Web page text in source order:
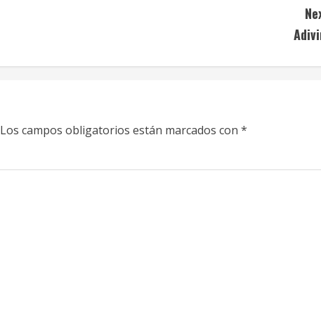
Los campos obligatorios están marcados con *